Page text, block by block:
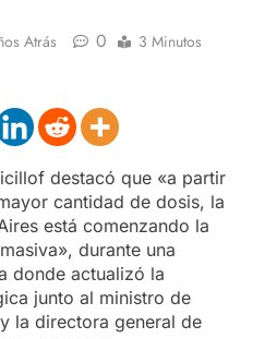
Atrás 0 3 Minutos
destacó que «a partir
cantidad de dosis, la
está comenzando la
durante una
donde actualizó la
junto al ministro de
la directora general de